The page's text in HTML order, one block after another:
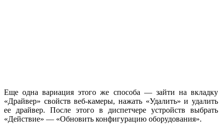
Еще одна вариация этого же способа — зайти на вкладку
«Драйвер» свойств веб-камеры, нажать «Удалить» и удалить
ее драйвер. После этого в диспетчере устройств выбрать
«Действие» — «Обновить конфигурацию оборудования».